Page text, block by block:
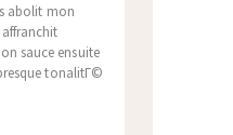
abolit mon
sauce ensuite
tonalitГ©